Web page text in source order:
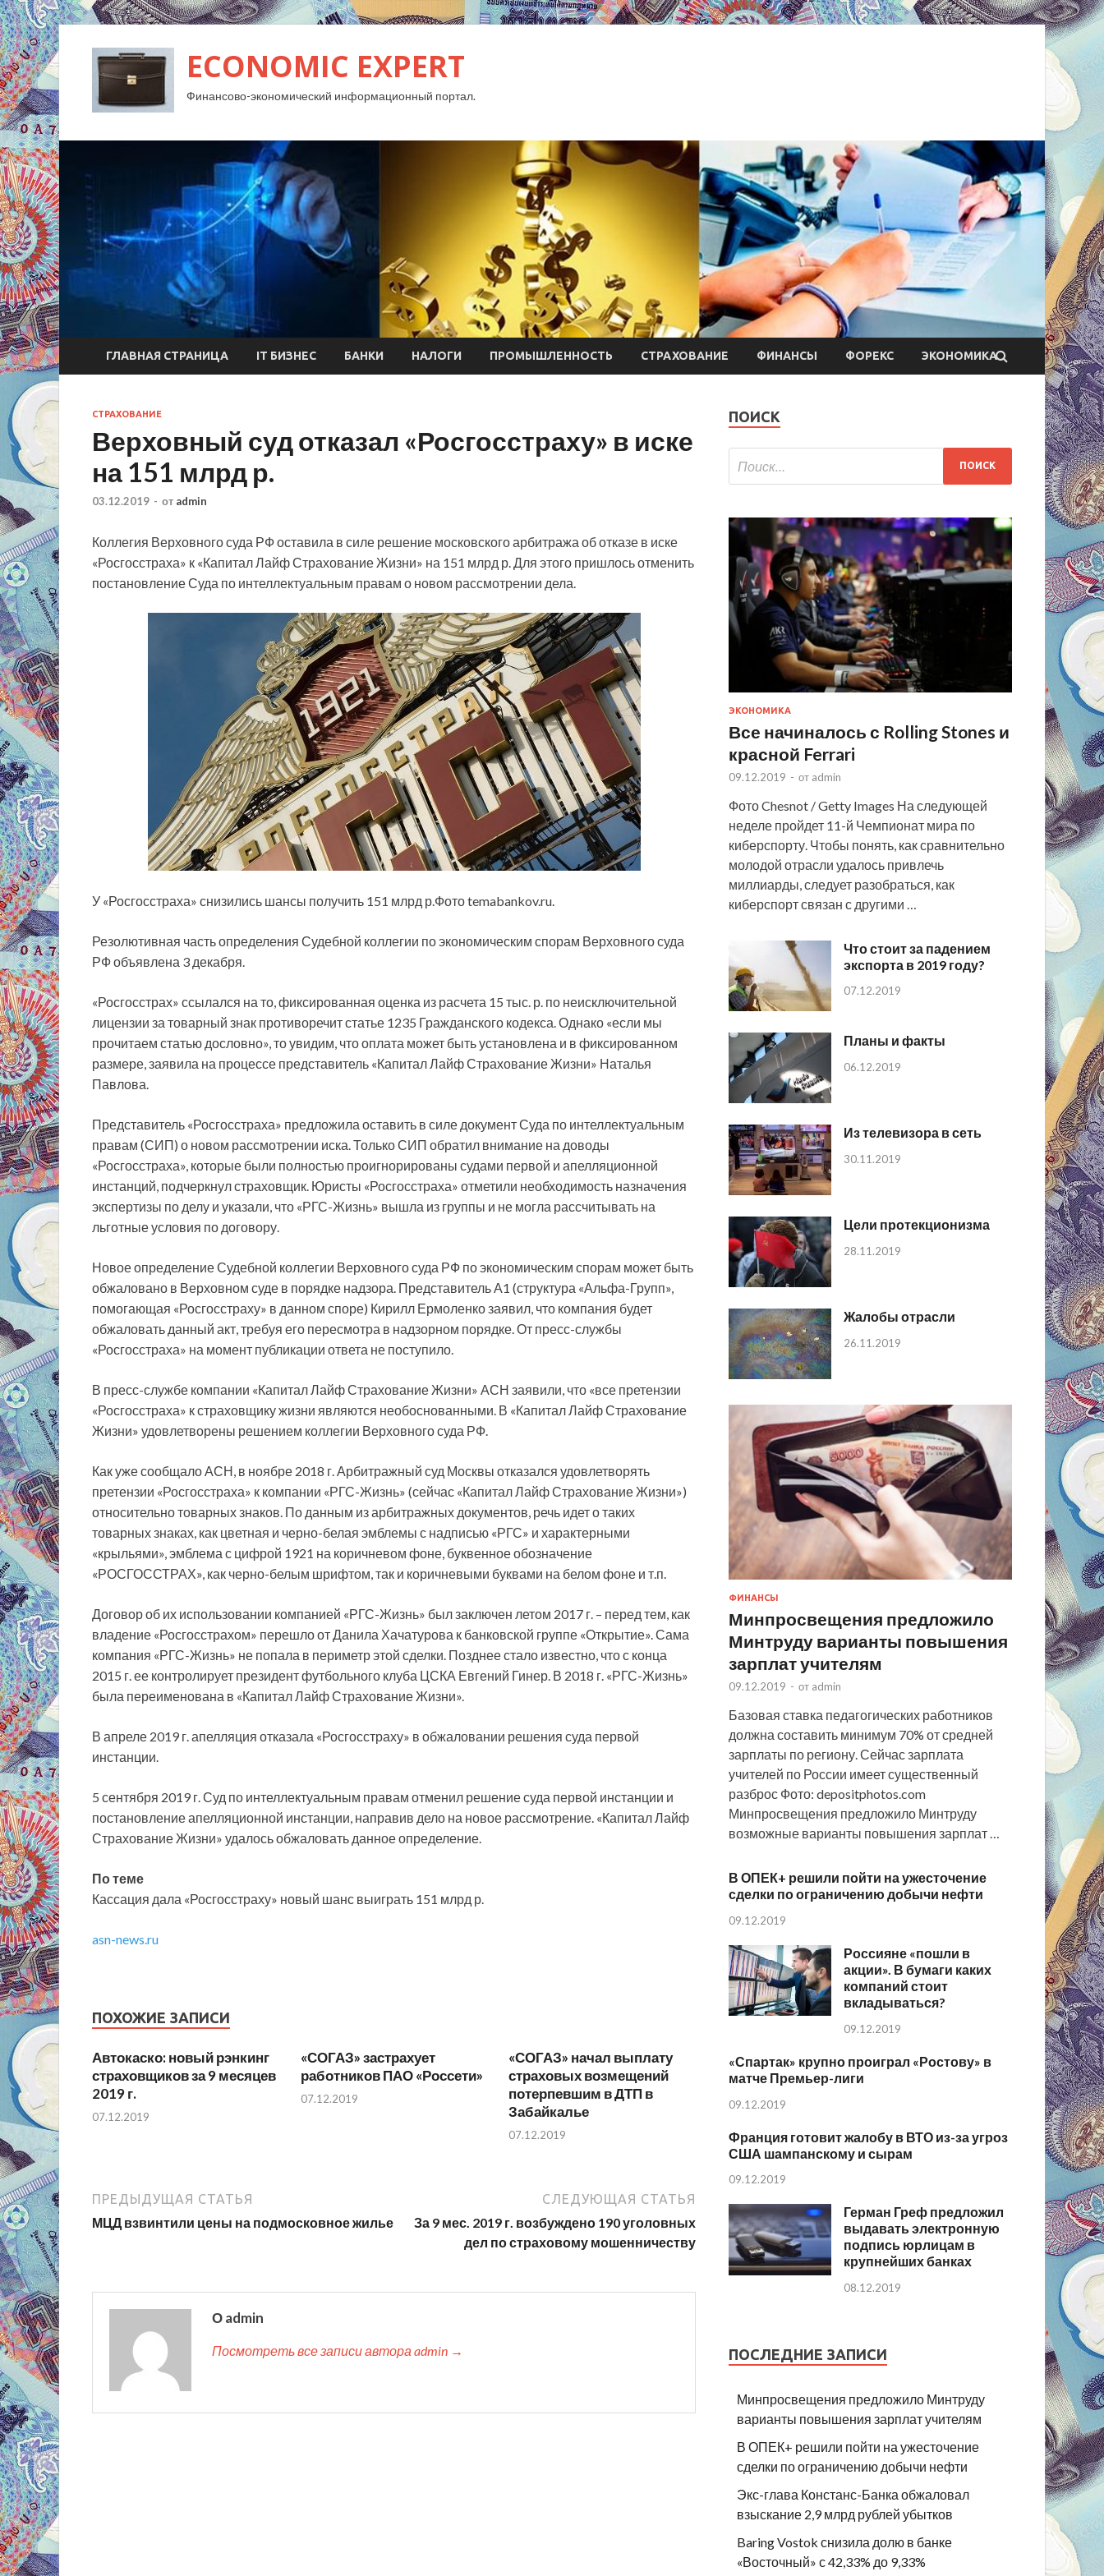
ECONOMIC EXPERT
Финансово-экономический информационный портал.
ГЛАВНАЯ СТРАНИЦА IT БИЗНЕС БАНКИ НАЛОГИ ПРОМЫШЛЕННОСТЬ СТРАХОВАНИЕ ФИНАНСЫ ФОРЕКС ЭКОНОМИКА
СТРАХОВАНИЕ
Верховный суд отказал «Росгосстраху» в иске
на 151 млрд р.
03.12.2019 - от admin
Коллегия Верховного суда РФ оставила в силе решение московского арбитража об отказе в иске
«Росгосстраха» к «Капитал Лайф Страхование Жизни» на 151 млрд р. Для этого пришлось отменить
постановление Суда по интеллектуальным правам о новом рассмотрении дела.
У «Росгосстраха» снизились шансы получить 151 млрд р.Фото temabankov.ru.
Резолютивная часть определения Судебной коллегии по экономическим спорам Верховного суда
РФ объявлена 3 декабря.
«Росгосстрах» ссылался на то, фиксированная оценка из расчета 15 тыс. р. по неисключительной
лицензии за товарный знак противоречит статье 1235 Гражданского кодекса. Однако «если мы
прочитаем статью дословно», то увидим, что оплата может быть установлена и в фиксированном
размере, заявила на процессе представитель «Капитал Лайф Страхование Жизни» Наталья
Павлова.
Представитель «Росгосстраха» предложила оставить в силе документ Суда по интеллектуальным
правам (СИП) о новом рассмотрении иска. Только СИП обратил внимание на доводы
«Росгосстраха», которые были полностью проигнорированы судами первой и апелляционной
инстанций, подчеркнул страховщик. Юристы «Росгосстраха» отметили необходимость назначения
экспертизы по делу и указали, что «РГС-Жизнь» вышла из группы и не могла рассчитывать на
льготные условия по договору.
Новое определение Судебной коллегии Верховного суда РФ по экономическим спорам может быть
обжаловано в Верховном суде в порядке надзора. Представитель А1 (структура «Альфа-Групп»,
помогающая «Росгосстраху» в данном споре) Кирилл Ермоленко заявил, что компания будет
обжаловать данный акт, требуя его пересмотра в надзорном порядке. От пресс-службы
«Росгосстраха» на момент публикации ответа не поступило.
В пресс-службе компании «Капитал Лайф Страхование Жизни» АСН заявили, что «все претензии
«Росгосстраха» к страховщику жизни являются необоснованными. В «Капитал Лайф Страхование
Жизни» удовлетворены решением коллегии Верховного суда РФ.
Как уже сообщало АСН, в ноябре 2018 г. Арбитражный суд Москвы отказался удовлетворять
претензии «Росгосстраха» к компании «РГС-Жизнь» (сейчас «Капитал Лайф Страхование Жизни»)
относительно товарных знаков. По данным из арбитражных документов, речь идет о таких
товарных знаках, как цветная и черно-белая эмблемы с надписью «РГС» и характерными
«крыльями», эмблема с цифрой 1921 на коричневом фоне, буквенное обозначение
«РОСГОССТРАХ», как черно-белым шрифтом, так и коричневыми буквами на белом фоне и т.п.
Договор об их использовании компанией «РГС-Жизнь» был заключен летом 2017 г. – перед тем, как
владение «Росгосстрахом» перешло от Данила Хачатурова к банковской группе «Открытие». Сама
компания «РГС-Жизнь» не попала в периметр этой сделки. Позднее стало известно, что с конца
2015 г. ее контролирует президент футбольного клуба ЦСКА Евгений Гинер. В 2018 г. «РГС-Жизнь»
была переименована в «Капитал Лайф Страхование Жизни».
В апреле 2019 г. апелляция отказала «Росгосстраху» в обжаловании решения суда первой
инстанции.
5 сентября 2019 г. Суд по интеллектуальным правам отменил решение суда первой инстанции и
постановление апелляционной инстанции, направив дело на новое рассмотрение. «Капитал Лайф
Страхование Жизни» удалось обжаловать данное определение.
По теме
Кассация дала «Росгосстраху» новый шанс выиграть 151 млрд р.
asn-news.ru
ПОХОЖИЕ ЗАПИСИ
Автокаско: новый рэнкинг
страховщиков за 9 месяцев
2019 г.
07.12.2019
«СОГАЗ» застрахует
работников ПАО «Россети»
07.12.2019
«СОГАЗ» начал выплату
страховых возмещений
потерпевшим в ДТП в
Забайкалье
07.12.2019
ПРЕДЫДУЩАЯ СТАТЬЯ
МЦД взвинтили цены на подмосковное жилье
СЛЕДУЮЩАЯ СТАТЬЯ
За 9 мес. 2019 г. возбуждено 190 уголовных
дел по страховому мошенничеству
О admin
Посмотреть все записи автора admin →
ПОИСК
ЭКОНОМИКА
Все начиналось с Rolling Stones и
красной Ferrari
09.12.2019 - от admin
Фото Chesnot / Getty Images На следующей
неделе пройдет 11-й Чемпионат мира по
киберспорту. Чтобы понять, как сравнительно
молодой отрасли удалось привлечь
миллиарды, следует разобраться, как
киберспорт связан с другими …
Что стоит за падением
экспорта в 2019 году?
07.12.2019
Планы и факты
06.12.2019
Из телевизора в сеть
30.11.2019
Цели протекционизма
28.11.2019
Жалобы отрасли
26.11.2019
ФИНАНСЫ
Минпросвещения предложило
Минтруду варианты повышения
зарплат учителям
09.12.2019 - от admin
Базовая ставка педагогических работников
должна составить минимум 70% от средней
зарплаты по региону. Сейчас зарплата
учителей по России имеет существенный
разброс Фото: depositphotos.com
Минпросвещения предложило Минтруду
возможные варианты повышения зарплат …
В ОПЕК+ решили пойти на ужесточение
сделки по ограничению добычи нефти
09.12.2019
Россияне «пошли в
акции». В бумаги каких
компаний стоит
вкладываться?
09.12.2019
«Спартак» крупно проиграл «Ростову» в
матче Премьер-лиги
09.12.2019
Франция готовит жалобу в ВТО из-за угроз
США шампанскому и сырам
09.12.2019
Герман Греф предложил
выдавать электронную
подпись юрлицам в
крупнейших банках
08.12.2019
ПОСЛЕДНИЕ ЗАПИСИ
Минпросвещения предложило Минтруду
варианты повышения зарплат учителям
В ОПЕК+ решили пойти на ужесточение
сделки по ограничению добычи нефти
Экс-глава Констанс-Банка обжаловал
взыскание 2,9 млрд рублей убытков
Baring Vostok снизила долю в банке
«Восточный» с 42,33% до 9,33%